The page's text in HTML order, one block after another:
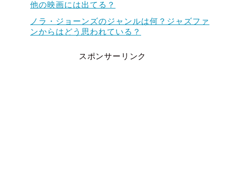
他の映画には出てる？
ノラ・ジョーンズのジャンルは何？ジャズファ
ンからはどう思われている？
スポンサーリンク